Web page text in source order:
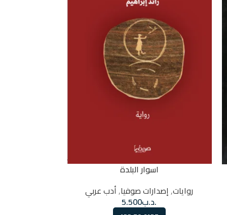
اسوار البلدة
روايات,إصدارات صوفيا,أدب عربي
.د.ب5.500